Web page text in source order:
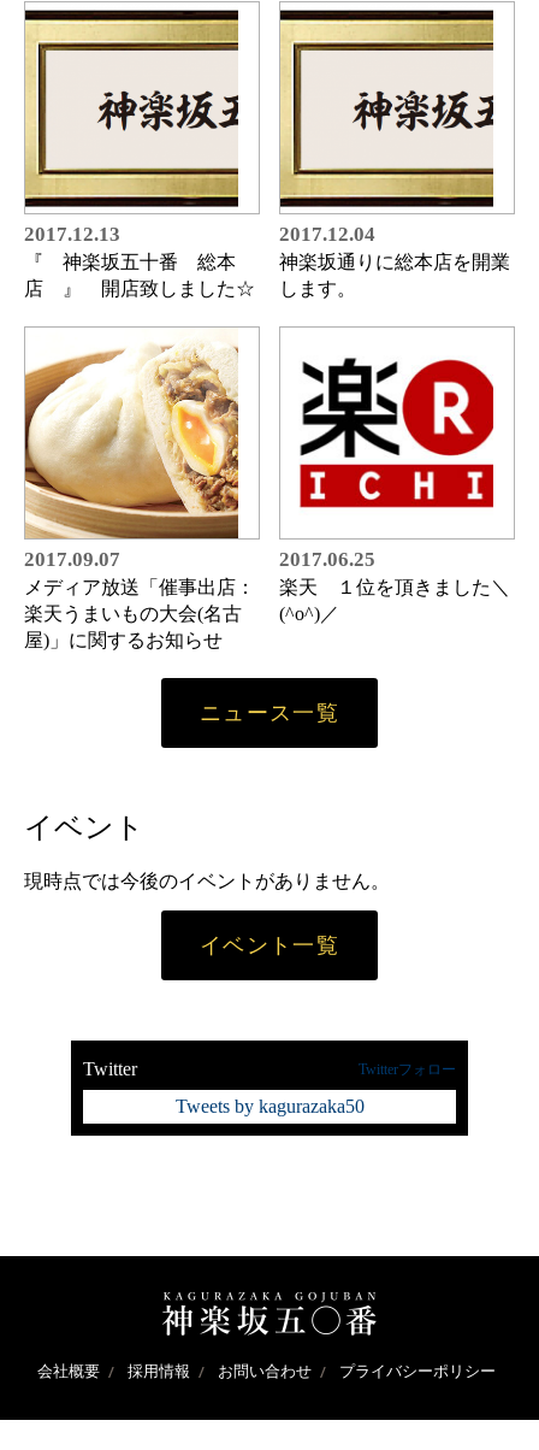
2017.12.13
『 神楽坂五十番 総本
店 』 開店致しました☆
2017.12.04
神楽坂通りに総本店を開業
します。
2017.09.07
メディア放送「催事出店：
楽天うまいもの大会(名古
屋)」に関するお知らせ
2017.06.25
楽天 １位を頂きました＼
(^o^)／
ニュース一覧
イベント
現時点では今後のイベントがありません。
イベント一覧
Twitter Twitterフォロー
Tweets by kagurazaka50
会社概要 採用情報 お問い合わせ プライバシーポリシー